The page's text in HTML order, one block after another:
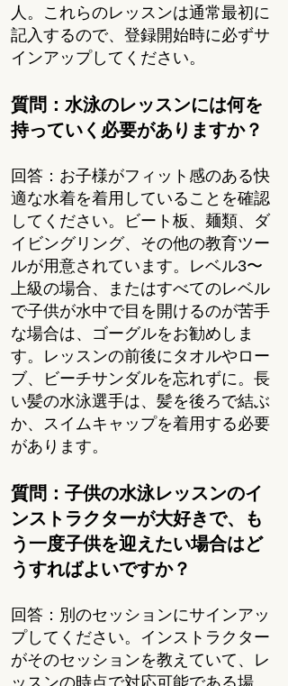
人。これらのレッスンは通常最初に
記入するので、登録開始時に必ずサ
インアップしてください。
質問：水泳のレッスンには何を
持っていく必要がありますか？
回答：お子様がフィット感のある快
適な水着を着用していることを確認
してください。ビート板、麺類、ダ
イビングリング、その他の教育ツー
ルが用意されています。レベル3〜
上級の場合、またはすべてのレベル
で子供が水中で目を開けるのが苦手
な場合は、ゴーグルをお勧めしま
す。レッスンの前後にタオルやロー
ブ、ビーチサンダルを忘れずに。長
い髪の水泳選手は、髪を後ろで結ぶ
か、スイムキャップを着用する必要
があります。
質問：子供の水泳レッスンのイ
ンストラクターが大好きで、も
う一度子供を迎えたい場合はど
うすればよいですか？
回答：別のセッションにサインアッ
プしてください。インストラクター
がそのセッションを教えていて、レ
ッスンの時点で対応可能である場